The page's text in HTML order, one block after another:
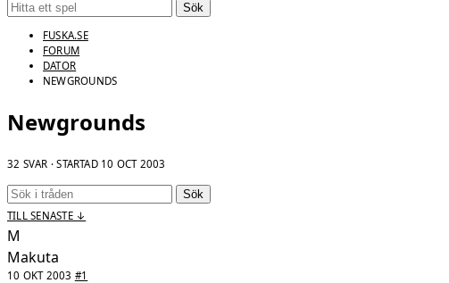
Sök
FUSKA.SE
FORUM
DATOR
NEWGROUNDS
Newgrounds
32 SVAR · STARTAD 10 OCT 2003
Sök
TILL SENASTE ↓
M
Makuta
10 OKT 2003 #1